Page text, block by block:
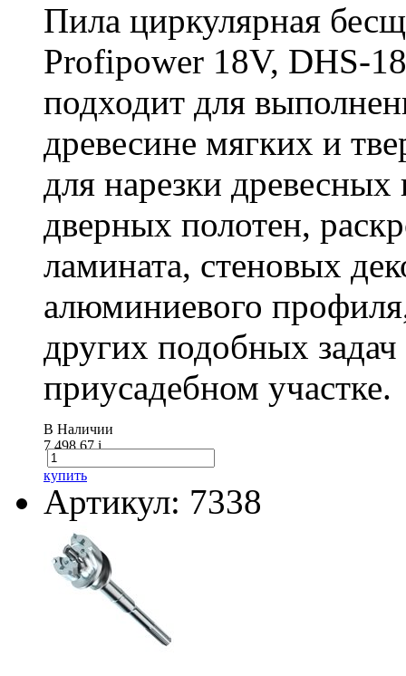
Пила циркулярная
Profipower 18V, DHS-
подходит для
древесине мягких и
для нарезки
дверных полотен,
ламината, стеновых
алюминиевого
других подобных
приусадебном участке.
В Наличии
7 498.67i
купить
Артикул: 7338